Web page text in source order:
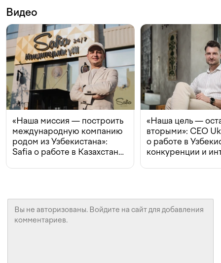
Видео
«Наша миссия — построить
международную компанию
родом из Узбекистана»:
Safia о работе в Казахстане,
«Наша цель —
вторыми»: CEO
о работе в
конкуренции и